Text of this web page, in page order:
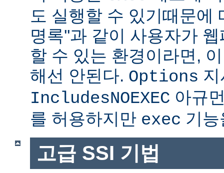
도 실행할 수 있기때문에
명록''과 같이 사용자가
할 수 있는 환경이라면,
해선 안된다. Options
IncludesNOEXEC 아규
를 허용하지만 exec 기
고급 SSI 기법